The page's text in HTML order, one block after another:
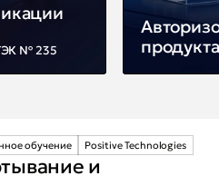
№ 235
обучение Positive Technologies
и